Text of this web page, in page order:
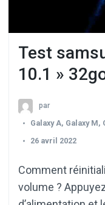
Test
10.1 »
par
Galaxy A, Galaxy M,
26 avril 2022
Comment
volume ?